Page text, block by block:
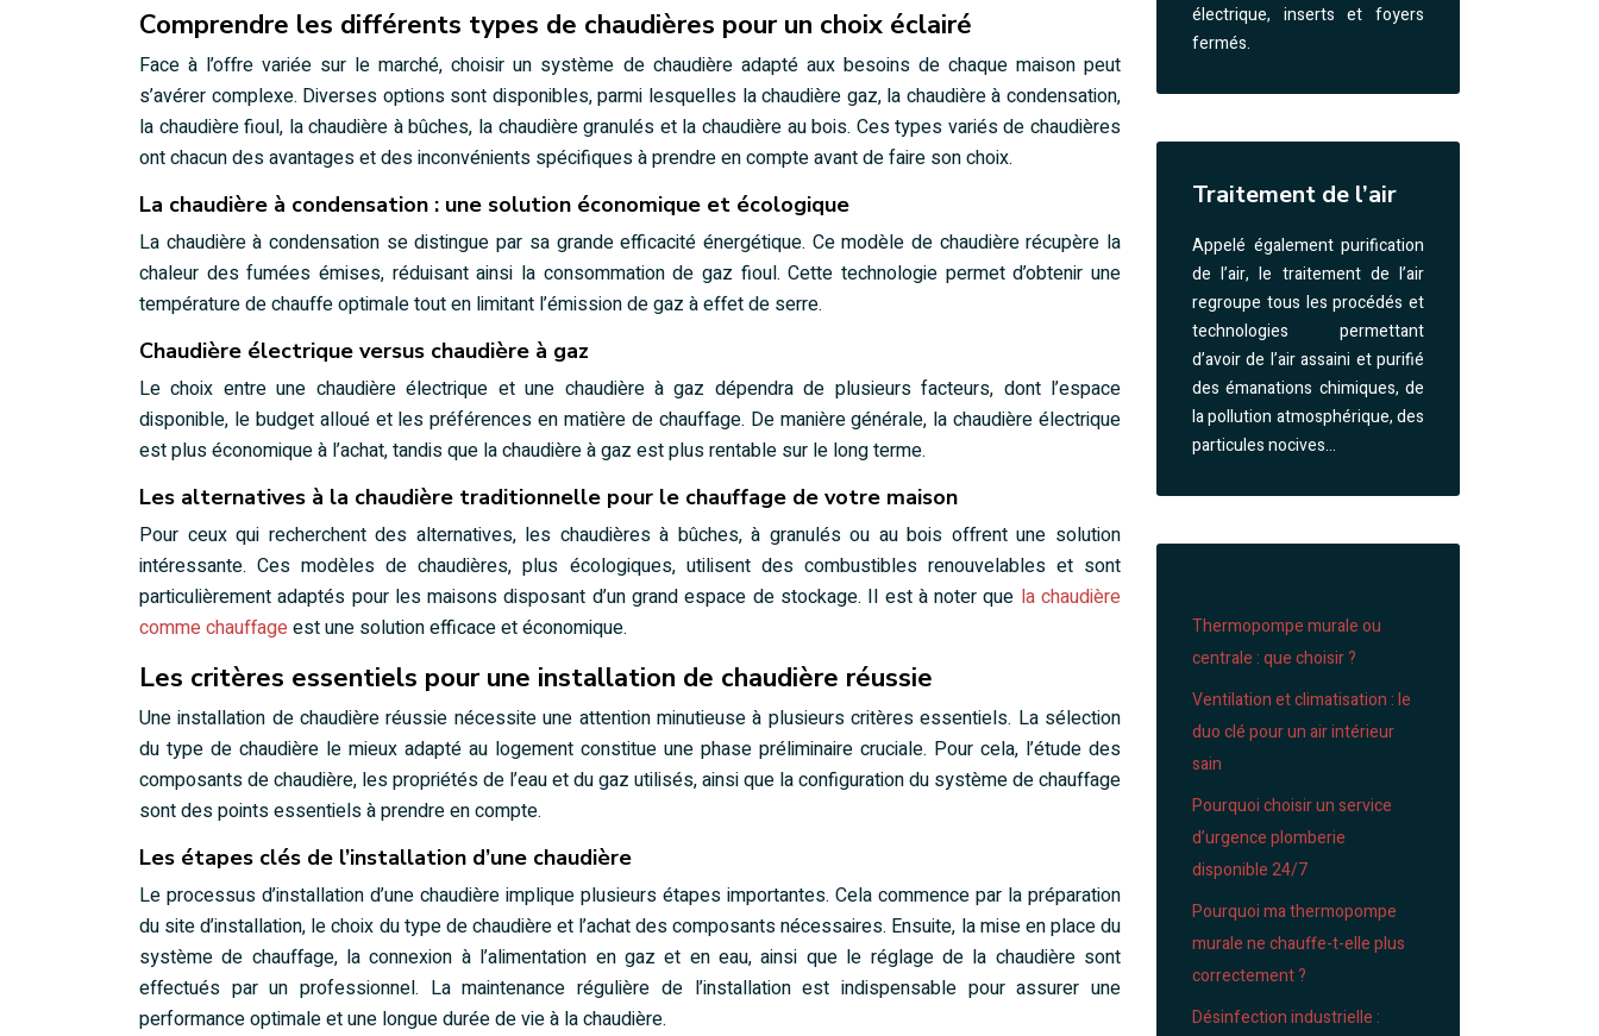
Comprendre les différents types de chaudières pour un choix éclairé
Face à l’offre variée sur le marché, choisir un système de chaudière adapté aux besoins de chaque maison peut
s’avérer complexe. Diverses options sont disponibles, parmi lesquelles la chaudière gaz, la chaudière à condensation,
la chaudière fioul, la chaudière à bûches, la chaudière granulés et la chaudière au bois. Ces types variés de chaudières
ont chacun des avantages et des inconvénients spécifiques à prendre en compte avant de faire son choix.
La chaudière à condensation : une solution économique et écologique
La chaudière à condensation se distingue par sa grande efficacité énergétique. Ce modèle de chaudière récupère la
chaleur des fumées émises, réduisant ainsi la consommation de gaz fioul. Cette technologie permet d’obtenir une
température de chauffe optimale tout en limitant l’émission de gaz à effet de serre.
Chaudière électrique versus chaudière à gaz
Le choix entre une chaudière électrique et une chaudière à gaz dépendra de plusieurs facteurs, dont l’espace
disponible, le budget alloué et les préférences en matière de chauffage. De manière générale, la chaudière électrique
est plus économique à l’achat, tandis que la chaudière à gaz est plus rentable sur le long terme.
Les alternatives à la chaudière traditionnelle pour le chauffage de votre maison
Pour ceux qui recherchent des alternatives, les chaudières à bûches, à granulés ou au bois offrent une solution
intéressante. Ces modèles de chaudières, plus écologiques, utilisent des combustibles renouvelables et sont
particulièrement adaptés pour les maisons disposant d’un grand espace de stockage. Il est à noter que la chaudière
comme chauffageest une solution efficace et économique.
Les critères essentiels pour une installation de chaudière réussie
Une installation de chaudière réussie nécessite une attention minutieuse à plusieurs critères essentiels. La sélection
du type de chaudière le mieux adapté au logement constitue une phase préliminaire cruciale. Pour cela, l’étude des
composants de chaudière, les propriétés de l’eau et du gaz utilisés, ainsi que la configuration du système de chauffage
sont des points essentiels à prendre en compte.
Les étapes clés de l’installation d’une chaudière
Le processus d’installation d’une chaudière implique plusieurs étapes importantes. Cela commence par la préparation
du site d’installation, le choix du type de chaudière et l’achat des composants nécessaires. Ensuite, la mise en place du
système de chauffage, la connexion à l’alimentation en gaz et en eau, ainsi que le réglage de la chaudière sont
effectués par un professionnel. La maintenance régulière de l’installation est indispensable pour assurer une
performance optimale et une longue durée de vie à la chaudière.
électrique, inserts et foyers
fermés.
Traitement de l’air
Appelé également purification
de l’air, le traitement de l’air
regroupe tous les procédés et
technologies permettant
d’avoir de l’air assaini et purifié
des émanations chimiques, de
la pollution atmosphérique, des
particules nocives…
Thermopompe murale ou
centrale : que choisir ?
Ventilation et climatisation : le
duo clé pour un air intérieur
sain
Pourquoi choisir un service
d’urgence plomberie
disponible 24/7
Pourquoi ma thermopompe
murale ne chauffe-t-elle plus
correctement ?
Désinfection industrielle :